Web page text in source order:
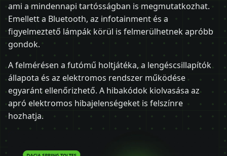
ami a mindennapi tartósságban is megmutatkozhat.
Emellett a Bluetooth, az infotainment és a
figyelmeztető lámpák körül is felmerülhetnek apróbb
gondok.
A felmérésen a futómű holtjátéka, a lengéscsillapítók
állapota és az elektromos rendszer működése
egyaránt ellenőrizhető. A hibakódok kiolvasása az
apró elektromos hibajelenségeket is felszínre
hozhatja.